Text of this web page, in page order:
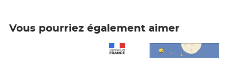
Vous pourriez également aimer
Prix 7,50€